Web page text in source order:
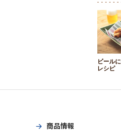
ビール
レシピ
商品情報